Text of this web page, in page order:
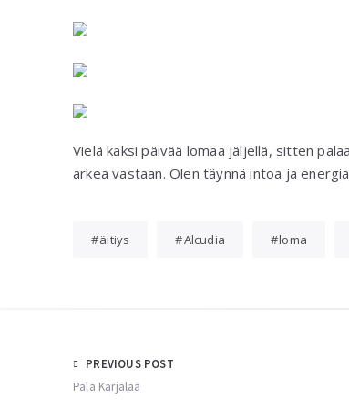
Vielä kaksi päivää lomaa jäljellä, sitten
arkea vastaan. Olen täynnä intoa ja
äitiys Alcudia loma
Post
navigation
PREVIOUS POST
Pala Karjalaa